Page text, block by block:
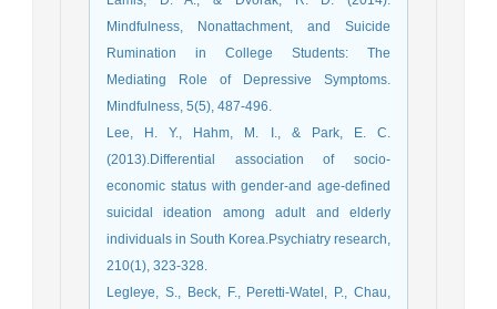
Mindfulness, Nonattachment, and Suicide
Rumination in College Students: The
Mediating Role of Depressive Symptoms.
Mindfulness, 5(5), 487-496.
Lee, H. Y., Hahm, M. I., & Park, E. C.
(2013).Differential association of socio-
economic status with gender-and age-defined
suicidal ideation among adult and elderly
individuals in South Korea.Psychiatry research,
210(1), 323-328.
Legleye, S., Beck, F., Peretti-Watel, P., Chau,